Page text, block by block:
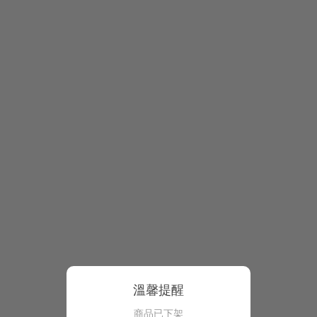
溫馨提醒
商品已下架